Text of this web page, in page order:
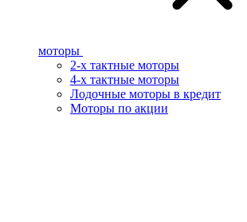
моторы
2-х тактные моторы
4-х тактные моторы
Лодочные моторы в кредит
Моторы по акции